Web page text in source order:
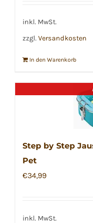
inkl. MwSt.
zzgl. Versandkosten
In den Warenkorb
Step by Step
Pet
€34,99
inkl. MwSt.